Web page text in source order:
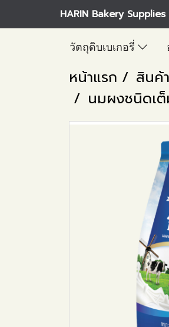
HARIN Bakery
วัตถุดิบเบเกอรี่
หน้าแรก สินค้
นมผงชนิดเ